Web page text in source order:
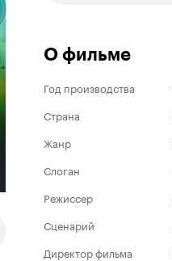
О фильме
Год производства
Страна
Жанр
Слоган
Режиссер
Сценарий
Директор фильма